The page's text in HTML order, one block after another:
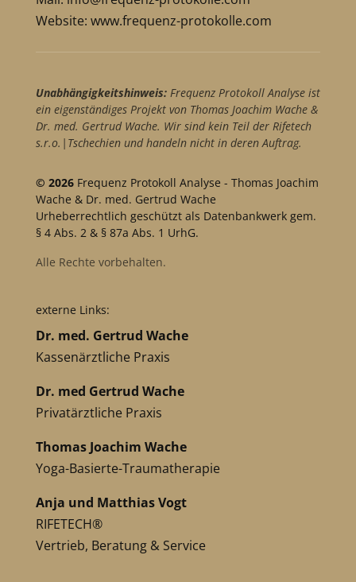
Website: www.frequenz-protokolle.com
Unabhängigkeitshinweis:Frequenz Protokoll Analyse ist
ein eigenständiges Projekt von Thomas Joachim Wache &
Dr. med. Gertrud Wache. Wir sind kein Teil der Rifetech
s.r.o.|Tschechien und handeln nicht in deren Auftrag.
© 2026 Frequenz Protokoll Analyse - Thomas Joachim
Wache & Dr. med. Gertrud Wache
Urheberrechtlich geschützt als Datenbankwerk gem.
§ 4 Abs. 2 & § 87a Abs. 1 UrhG.
Alle Rechte vorbehalten.
externe Links:
Dr. med. Gertrud Wache
Kassenärztliche Praxis
Dr. med Gertrud Wache
Privatärztliche Praxis
Thomas Joachim Wache
Yoga-Basierte-Traumatherapie
Anja und Matthias Vogt
RIFETECH®
Vertrieb, Beratung & Service